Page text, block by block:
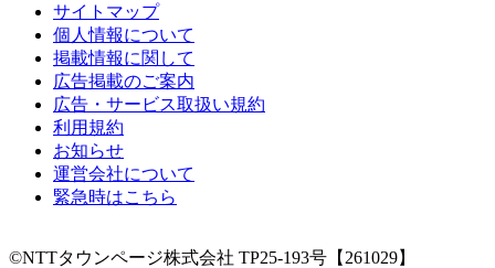
サイトマップ
個人情報について
掲載情報に関して
広告掲載のご案内
広告・サービス取扱い規約
利用規約
お知らせ
運営会社について
緊急時はこちら
©NTTタウンページ株式会社 TP25-193号【261029】